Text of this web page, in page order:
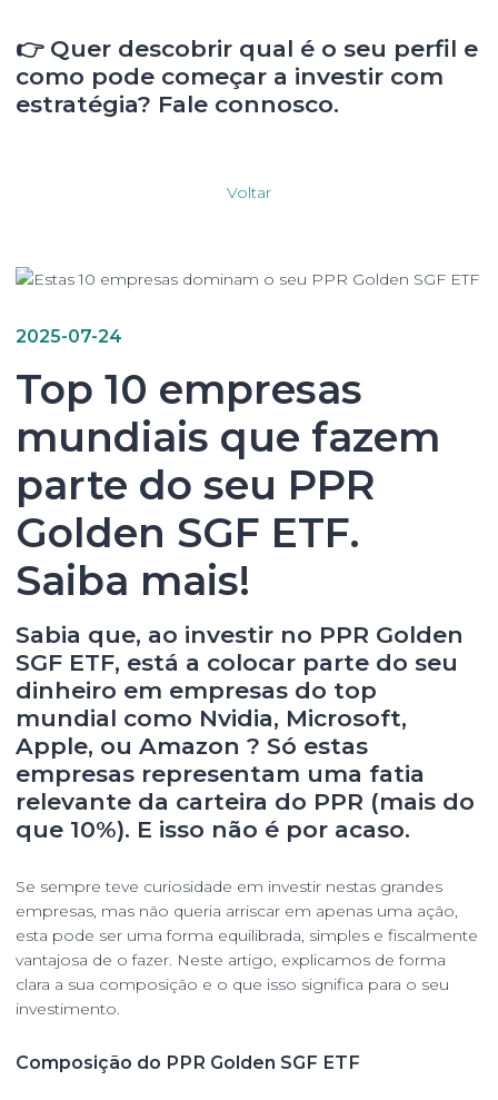
👉 Quer descobrir qual é o seu perfil e
como pode começar a investir com
estratégia? Fale connosco.
Voltar
2025-07-24
Top 10 empresas
mundiais que fazem
parte do seu PPR
Golden SGF ETF.
Saiba mais!
Sabia que, ao investir no PPR Golden
SGF ETF, está a colocar parte do seu
dinheiro em empresas do top
mundial como Nvidia, Microsoft,
Apple, ou Amazon ? Só estas
empresas representam uma fatia
relevante da carteira do PPR (mais do
que 10%). E isso não é por acaso.
Se sempre teve curiosidade em investir nestas grandes
empresas, mas não queria arriscar em apenas uma ação,
esta pode ser uma forma equilibrada, simples e fiscalmente
vantajosa de o fazer. Neste artigo, explicamos de forma
clara a sua composição e o que isso significa para o seu
investimento.
Composição do PPR Golden SGF ETF